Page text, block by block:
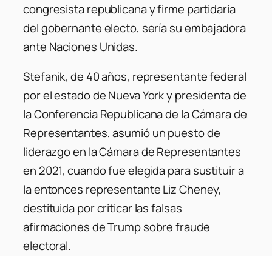
congresista republicana y firme partidaria
del gobernante electo, sería su embajadora
ante Naciones Unidas.
Stefanik, de 40 años, representante federal
por el estado de Nueva York y presidenta de
la Conferencia Republicana de la Cámara de
Representantes, asumió un puesto de
liderazgo en la Cámara de Representantes
en 2021, cuando fue elegida para sustituir a
la entonces representante Liz Cheney,
destituida por criticar las falsas
afirmaciones de Trump sobre fraude
electoral.